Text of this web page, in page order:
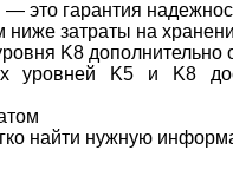
гарантия
затраты на
K8
уровней K5 и K8
найти нужную